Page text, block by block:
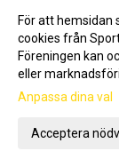
IFK-auktion IDAG
IFK vs Österlens FF
IFK vs FC
20 NYA IFKare
Månadsbrev April
För att hemsidan
cookies från
Föreningen kan
eller
Anpassa dina val
Acceptera